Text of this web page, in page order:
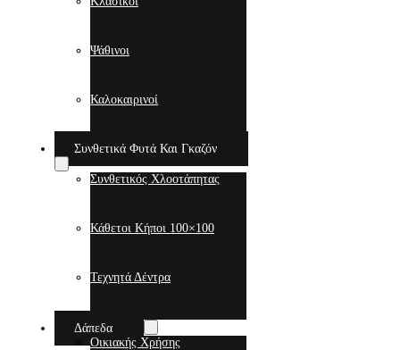
Ψάθινοι
Καλοκαιρινοί
Συνθετικά Φυτά Και Γκαζόν
Συνθετικός Χλοοτάπητας
Κάθετοι Κήποι 100×100
Τεχνητά Δέντρα
Δάπεδα
Οικιακής Χρήσης